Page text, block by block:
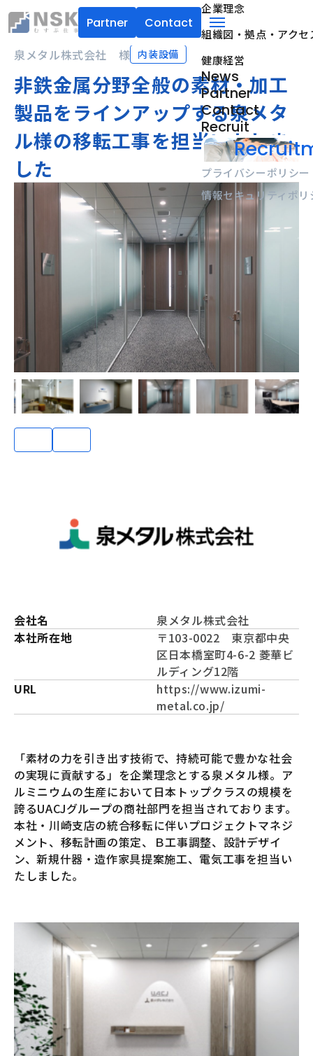
NSK株式会社
Partner Contact
menu
企業理念
組織図・拠点・アクセ
健康経営
News
Partner
Contact
Recruit
プライバシーポリシー
情報セキュリティポリ
泉メタル株式会社 様 内装設備
非鉄金属分野全般の素材・加工
製品をラインアップする泉メタ
ル様の移転工事を担当いたしま
した
会社名
泉メタル株式会社
本社所在地
〒103-0022 東京都中央
区日本橋室町4-6-2 菱華ビ
ルディング12階
URL
https://www.izumi-
metal.co.jp/
「素材の力を引き出す技術で、持続可能で豊かな社会
の実現に貢献する」を企業理念とする泉メタル様。ア
ルミニウムの生産において日本トップクラスの規模を
誇るUACJグループの商社部門を担当されております。
本社・川崎支店の統合移転に伴いプロジェクトマネジ
メント、移転計画の策定、Ｂ工事調整、設計デザイ
ン、新規什器・造作家具提案施工、電気工事を担当い
たしました。